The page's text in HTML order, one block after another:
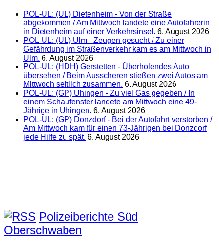
POL-UL: (UL) Dietenheim - Von der Straße
abgekommen / Am Mittwoch landete eine Autofahrerin
in Dietenheim auf einer Verkehrsinsel. 6. August 2026
POL-UL: (UL) Ulm - Zeugen gesucht / Zu einer
Gefährdung im Straßenverkehr kam es am Mittwoch in
Ulm. 6. August 2026
POL-UL: (HDH) Gerstetten - Überholendes Auto
übersehen / Beim Ausscheren stießen zwei Autos am
Mittwoch seitlich zusammen. 6. August 2026
POL-UL: (GP) Uhingen - Zu viel Gas gegeben / In
einem Schaufenster landete am Mittwoch eine 49-
Jährige in Uhingen. 6. August 2026
POL-UL: (GP) Donzdorf - Bei der Autofahrt verstorben /
Am Mittwoch kam für einen 73-Jährigen bei Donzdorf
jede Hilfe zu spät. 6. August 2026
Polizeiberichte Süd
Oberschwaben